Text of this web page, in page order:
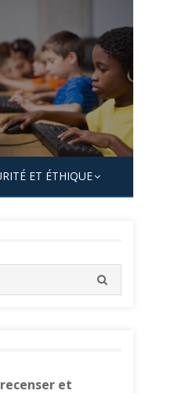
ET ÉTHIQUE
et